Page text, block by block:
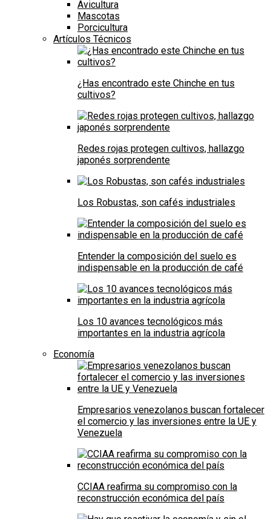
Avicultura
Mascotas
Porcicultura
Artículos Técnicos
¿Has encontrado este Chinche en tus
cultivos?
Redes rojas protegen cultivos, hallazgo
japonés sorprendente
Los Robustas, son cafés industriales
Entender la composición del suelo es
indispensable en la producción de café
Los 10 avances tecnológicos más
importantes en la industria agrícola
Economía
Empresarios venezolanos buscan fortalecer
el comercio y las inversiones entre la UE y
Venezuela
CCIAA reafirma su compromiso con la
reconstrucción económica del país